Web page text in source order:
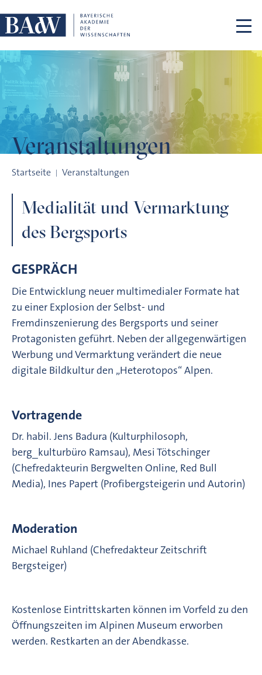
Veranstaltungen
Startseite Veranstaltungen
Medialität und Vermarktung
des Bergsports
GESPRÄCH
Die Entwicklung neuer multimedialer Formate hat
zu einer Explosion der Selbst- und
Fremdinszenierung des Bergsports und seiner
Protagonisten geführt. Neben der allgegenwärtigen
Werbung und Vermarktung verändert die neue
digitale Bildkultur den „Heterotopos“ Alpen.
Vortragende
Dr. habil. Jens Badura (Kulturphilosoph,
berg_kulturbüro Ramsau), Mesi Tötschinger
(Chefredakteurin Bergwelten Online, Red Bull
Media), Ines Papert (Profibergsteigerin und Autorin)
Moderation
Michael Ruhland (Chefredakteur Zeitschrift
Bergsteiger)
Kostenlose Eintrittskarten können im Vorfeld zu den
Öffnungszeiten im Alpinen Museum erworben
werden. Restkarten an der Abendkasse.